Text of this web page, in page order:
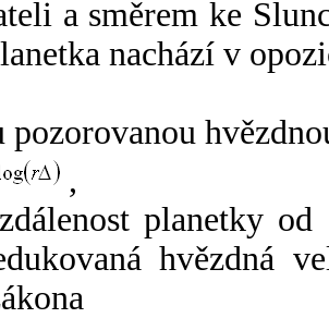
a směrem ke
nachází v
pozorovanou
,
planetky od
hvězdná